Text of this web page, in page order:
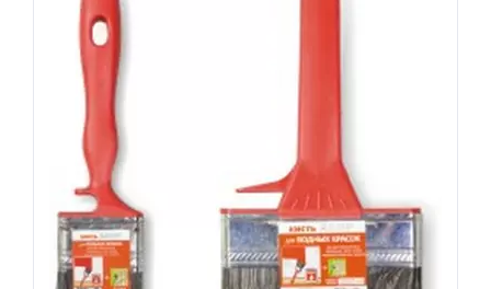
Сегодня
Добавляйте товары
в корзину
Оплачивайте сегодня только